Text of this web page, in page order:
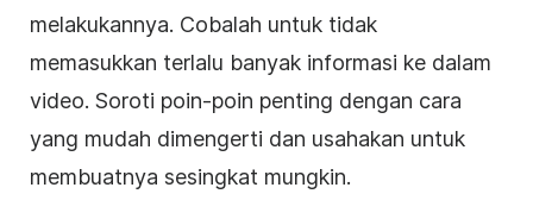
melakukannya. Cobalah untuk tidak
memasukkan terlalu banyak informasi ke dalam
video. Soroti poin-poin penting dengan cara
yang mudah dimengerti dan usahakan untuk
membuatnya sesingkat mungkin.